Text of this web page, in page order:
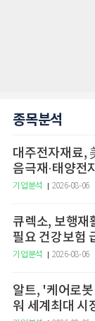
종목분석
대주전자재료,
음극재·태양전
기업분석 2026-08-06
큐렉소, 보행재
필요 건강보험
기업분석 2026-08-06
알트, '케어로
워 세계최대 시